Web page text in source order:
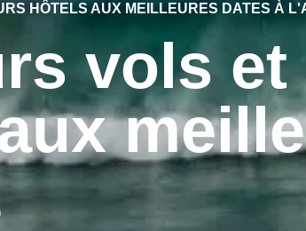
HÔTELS AUX MEILLEURES DATES À
vols